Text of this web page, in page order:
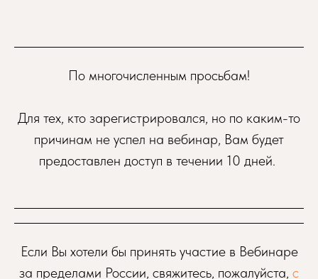
По многочисленным просьбам!
Для тех, кто зарегистрировался, но по каким-то
причинам не успел на вебинар, Вам будет
предоставлен доступ в течении 10 дней.
Если Вы хотели бы принять участие в Вебинаре
за пределами России, свяжитесь, пожалуйста, с